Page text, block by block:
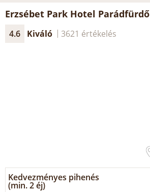
Erzsébet Park Hotel Parádfürdő
4.6 Kiváló 3621 értékelés
Kedvezményes pihenés
(min. 2 éj)